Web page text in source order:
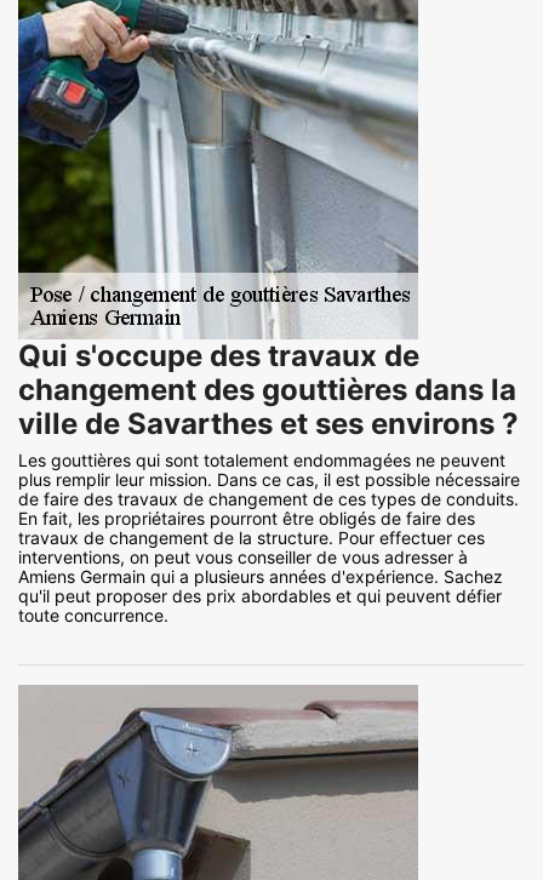
Qui s'occupe des travaux de
changement des gouttières dans la
ville de Savarthes et ses environs ?
Les gouttières qui sont totalement endommagées ne peuvent
plus remplir leur mission. Dans ce cas, il est possible nécessaire
de faire des travaux de changement de ces types de conduits.
En fait, les propriétaires pourront être obligés de faire des
travaux de changement de la structure. Pour effectuer ces
interventions, on peut vous conseiller de vous adresser à
Amiens Germain qui a plusieurs années d'expérience. Sachez
qu'il peut proposer des prix abordables et qui peuvent défier
toute concurrence.